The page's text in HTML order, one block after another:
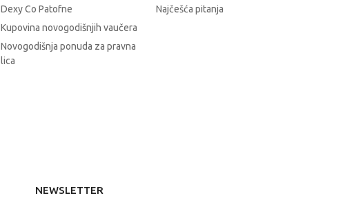
Dexy Co Patofne
Kupovina novogodišnjih vaučera
Novogodišnja ponuda za pravna
lica
Najčešća pitanja
NEWSLETTER